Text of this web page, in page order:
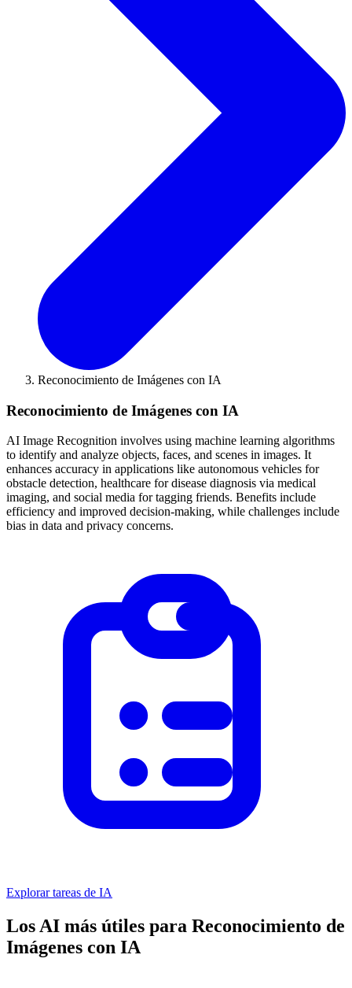
Reconocimiento de Imágenes con IA
Reconocimiento de Imágenes con IA
AI Image Recognition involves using machine learning algorithms
to identify and analyze objects, faces, and scenes in images. It
enhances accuracy in applications like autonomous vehicles for
obstacle detection, healthcare for disease diagnosis via medical
imaging, and social media for tagging friends. Benefits include
efficiency and improved decision-making, while challenges include
bias in data and privacy concerns.
Explorar tareas de IA
Los AI más útiles para Reconocimiento de
Imágenes con IA